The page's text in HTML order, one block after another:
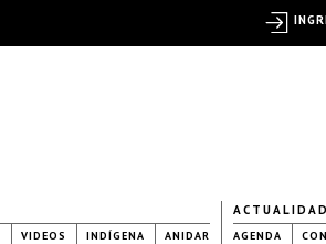
VIDEOS INDÍGENA ANIDAR
ACTUALIDAD
AGENDA